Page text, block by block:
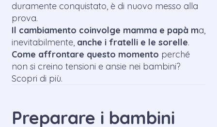
duramente conquistato, è di nuovo messo alla
prova.
Il cambiamento coinvolge mamma e papà ma,
inevitabilmente, anche i fratelli e le sorelle.
Come affrontare questo momento perché
non si creino tensioni e ansie nei bambini?
Scopri di più.
Preparare i bambini